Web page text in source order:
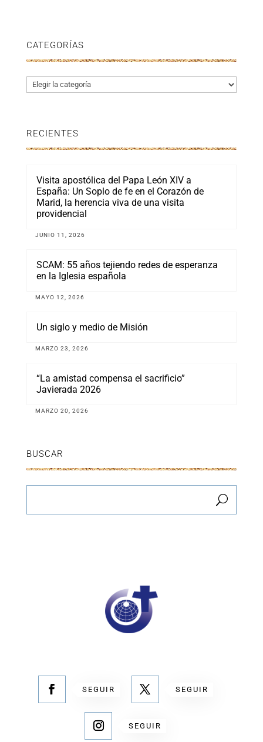
CATEGORÍAS
Categorías
RECIENTES
Visita apostólica del Papa León XIV a
España: Un Soplo de fe en el Corazón de
Marid, la herencia viva de una visita
providencial
JUNIO 11, 2026
SCAM: 55 años tejiendo redes de esperanza
en la Iglesia española
MAYO 12, 2026
Un siglo y medio de Misión
MARZO 23, 2026
“La amistad compensa el sacrificio”
Javierada 2026
MARZO 20, 2026
BUSCAR
SEGUIR SEGUIR
SEGUIR